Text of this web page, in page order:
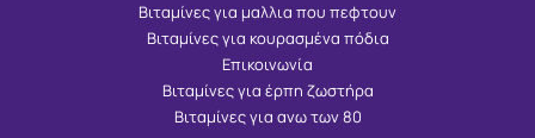
Βιταμίνες για μαλλια που πεφτουν
Βιταμίνες για κουρασμένα πόδια
Επικοινωνία
Βιταμίνες για έρπη ζωστήρα
Βιταμίνες για ανω των 80